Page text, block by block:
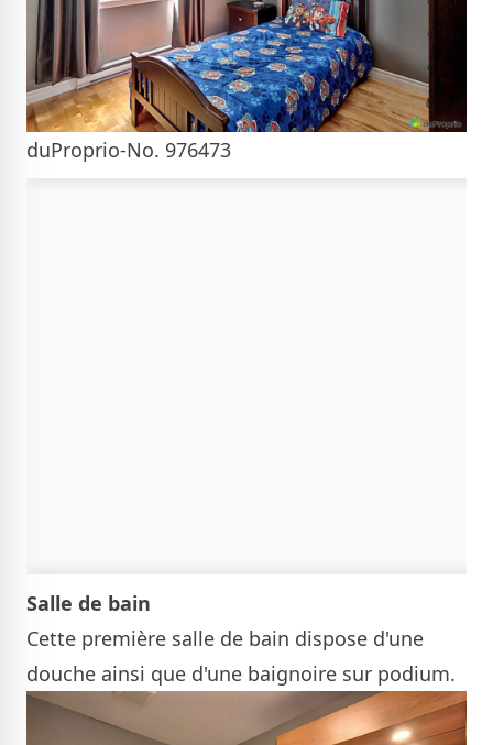
duProprio-No. 976473
Salle de bain
Cette première salle de bain dispose d'une
douche ainsi que d'une baignoire sur podium.